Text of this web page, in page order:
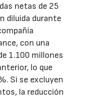
netas de 25
diluida durante
con una
1.100 millones
lo que
Si se excluyen
la reducción